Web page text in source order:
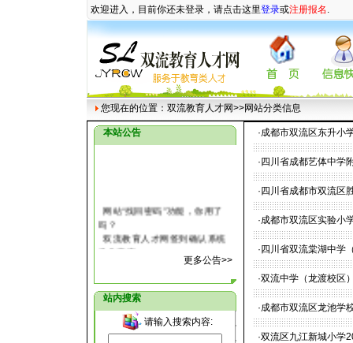
欢迎进入，目前你还未登录，请点击这里登录或注册报名 .
您现在的位置： 双流教育人才网>>网站分类信息
本站公告
网站“找回密码”功能，你用了
吗？
双流教育人才网签到确认系统
操作指南
关于教育人才网注册用户部分
关于双流教育人才网公开测试
的补充通知
双流教育人才网自2007年5月8
日正式进入测试阶段
更多公告>>
站内搜索
请输入搜索内容:
·成都市双流区东升小
· 四川省成都艺体中学
· 四川省成都市双流区
·成都市双流区实验小
· 四川省双流棠湖中学
·双流中学（龙渡校区
·成都市双流区龙池学
·双流区九江新城小学